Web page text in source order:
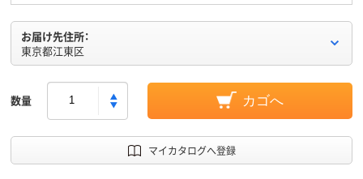
お届け先住所：
東京都江東区
数量 カゴへ
マイカタログへ登録